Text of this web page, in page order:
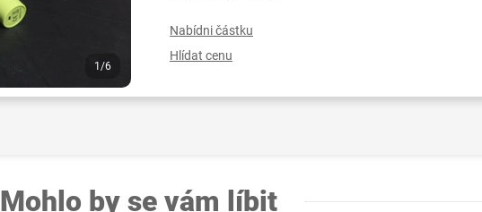
1/6
Nabídni částku
Hlídat cenu
Mohlo by se vám líbit